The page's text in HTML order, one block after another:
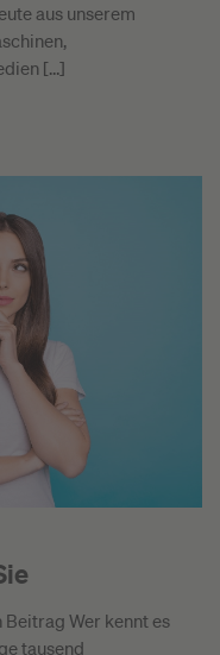
aus unserem
[…]
Wer kennt es
tausend